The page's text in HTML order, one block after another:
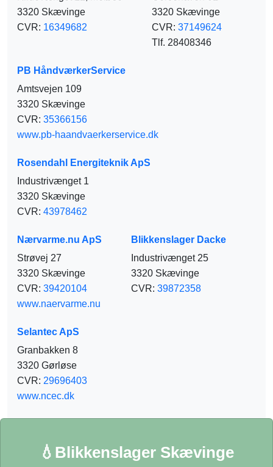
3320 Skævinge
CVR: 16349682
3320 Skævinge
CVR: 37149624
Tlf. 28408346
PB HåndværkerService
Amtsvejen 109
3320 Skævinge
CVR: 35366156
www.pb-haandvaerkerservice.dk
Rosendahl Energiteknik ApS
Industrivænget 1
3320 Skævinge
CVR: 43978462
Nærvarme.nu ApS
Strøvej 27
3320 Skævinge
CVR: 39420104
www.naervarme.nu
Blikkenslager Dacke
Industrivænget 25
3320 Skævinge
CVR: 39872358
Selantec ApS
Granbakken 8
3320 Gørløse
CVR: 29696403
www.ncec.dk
💧Blikkenslager Skævinge